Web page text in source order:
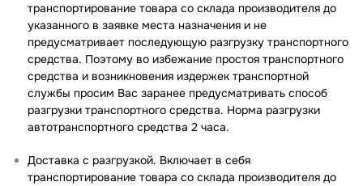
транспортирование товара со склада производителя до
указанного в заявке места назначения и не
предусматривает последующую разгрузку транспортного
средства. Поэтому во избежание простоя транспортного
средства и возникновения издержек транспортной
службы просим Вас заранее предусматривать способ
разгрузки транспортного средства. Норма разгрузки
автотранспортного средства 2 часа.
Доставка с разгрузкой. Включает в себя
транспортирование товара со склада производителя до